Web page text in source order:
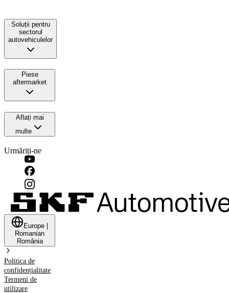
Soluții pentru
sectorul
autovehiculelor
Piese
aftermarket
Aflați mai
multe
Urmăriți-ne
Europe
Romanian
România
Politica de
confidențialitate
Termeni de
utilizare